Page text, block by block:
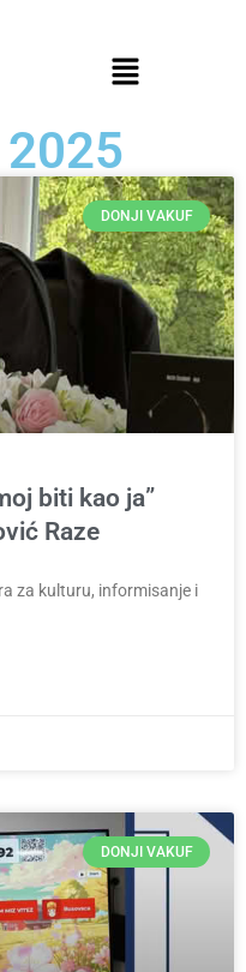
DONJI VAKUF
biti kao ja”
Raze
za kulturu, informisanje i
DONJI VAKUF